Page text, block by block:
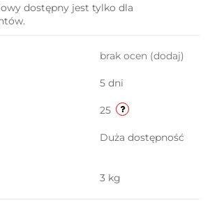
dostępny jest tylko dla
brak ocen (dodaj)
5 dni
25
Duża dostępność
3 kg